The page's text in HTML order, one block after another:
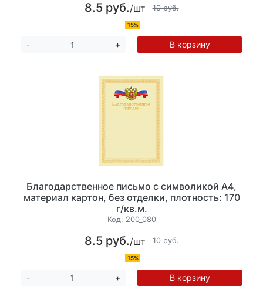
8.5 руб./шт 10 руб.
15%
- + В корзину
Благодарственное письмо с символикой А4,
материал картон, без отделки, плотность: 170
г/кв.м.
Код: 200_080
8.5 руб./шт 10 руб.
15%
- + В корзину